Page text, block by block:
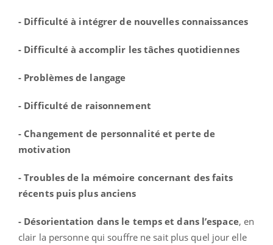
- Difficulté à intégrer de nouvelles connaissances
- Difficulté à accomplir les tâches quotidiennes
- Problèmes de langage
- Difficulté de raisonnement
- Changement de personnalité et perte de
motivation
- Troubles de la mémoire concernant des faits
récents puis plus anciens
- Désorientation dans le temps et dans l’espace, en
clair la personne qui souffre ne sait plus quel jour elle